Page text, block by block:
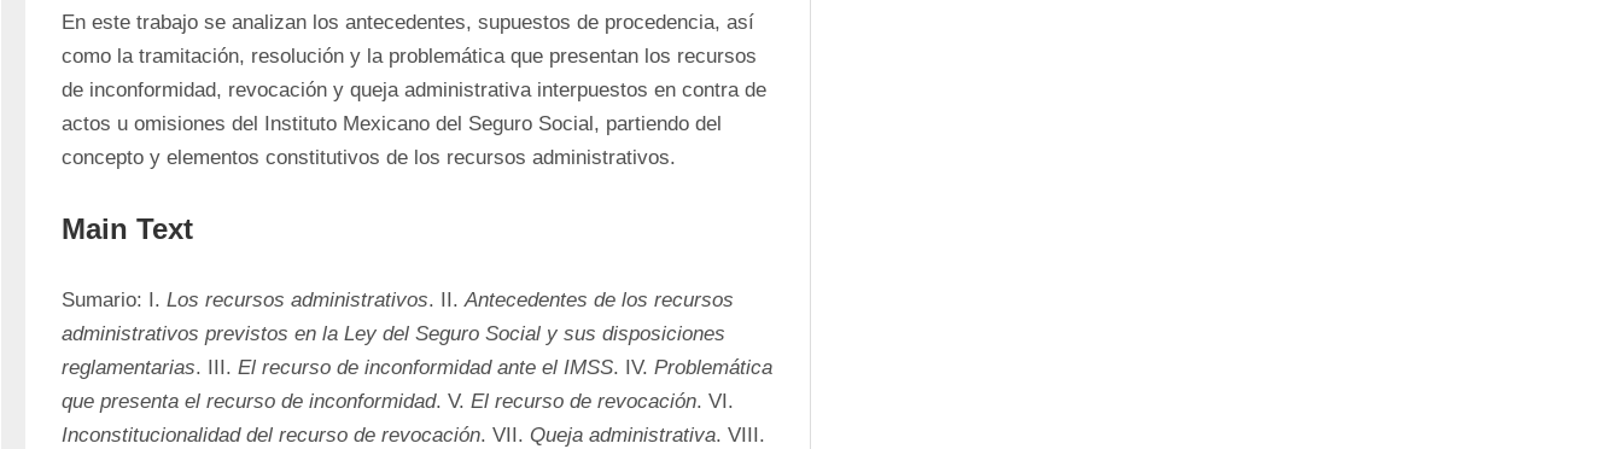
En este trabajo se analizan los antecedentes, supuestos de procedencia, así
como la tramitación, resolución y la problemática que presentan los recursos
de inconformidad, revocación y queja administrativa interpuestos en contra de
actos u omisiones del Instituto Mexicano del Seguro Social, partiendo del
concepto y elementos constitutivos de los recursos administrativos.
Main Text
Sumario: I. Los recursos administrativos. II. Antecedentes de los recursos
administrativos previstos en la Ley del Seguro Social y sus disposiciones
reglamentarias. III. El recurso de inconformidad ante el IMSS. IV. Problemática
que presenta el recurso de inconformidad. V. El recurso de revocación
Inconstitucionalidad del recurso de revocación. VII. Queja administrativa